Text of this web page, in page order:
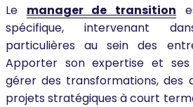
Le manager de transition
spécifique, intervenant
particulières au sein des
Apporter son expertise et
gérer des transformations, des
projets stratégiques à court